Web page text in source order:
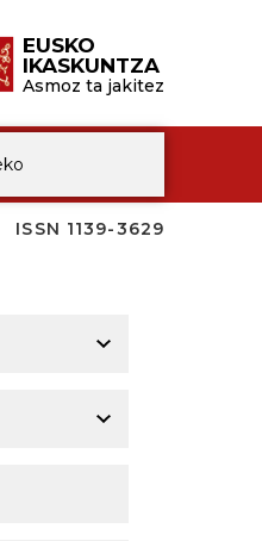
EUSKO
IKASKUNTZA
Asmoz ta jakitez
ISSN 1139-3629